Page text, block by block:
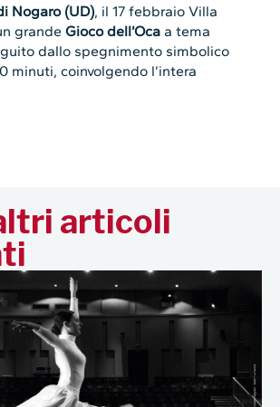
Nogaro (UD), il 17 febbraio Villa
grandeGioco dell’Oca a tema
dallo spegnimento simbolico
minuti, coinvolgendo l’intera
articoli